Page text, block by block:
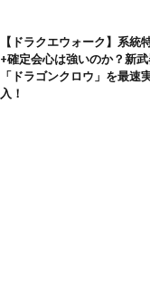
【ドラクエウォーク】系統
+確定会心は強いのか？新
「ドラゴンクロウ」を最速
入！